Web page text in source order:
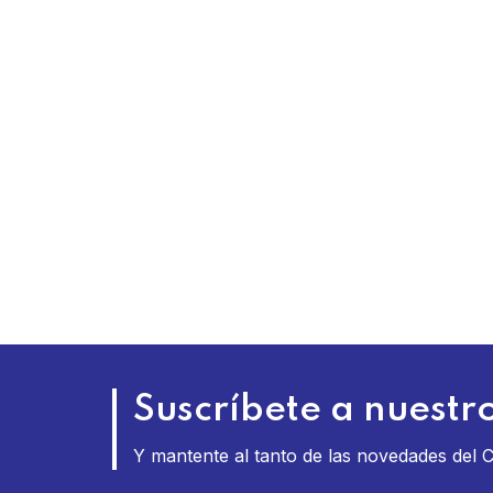
Suscríbete a
Y mantente al tanto de las novedades del